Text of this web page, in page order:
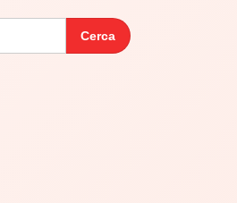
Cerca